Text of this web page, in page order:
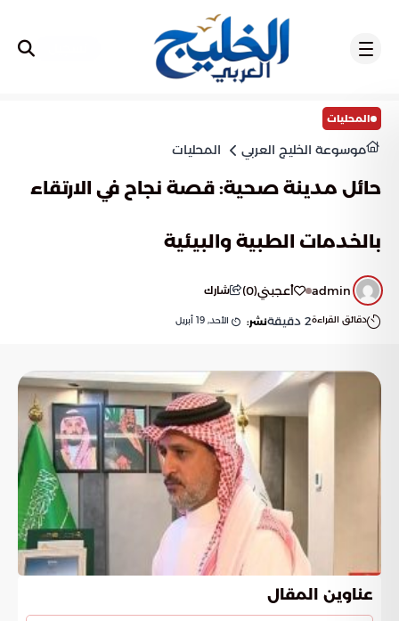
المحليات
موسوعة الخليج العربي المحليات
حائل مدينة صحية: قصة نجاح في الارتقاء
بالخدمات الطبية والبيئية
admin أعجبني(
0
) شارك
دقائق القراءة2 دقيقةنشر: الأحد, 19 أبريل
عناوين المقال